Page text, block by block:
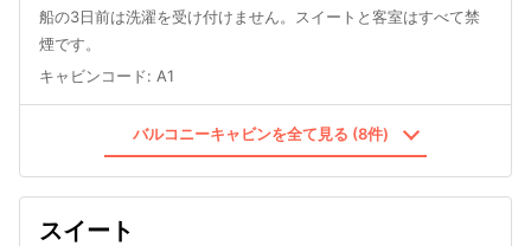
船の3日前は洗濯を受け付けません。スイートと客室はすべて禁
煙です。
キャビンコード: A1
バルコニーキャビンを全て見る (8件)
スイート